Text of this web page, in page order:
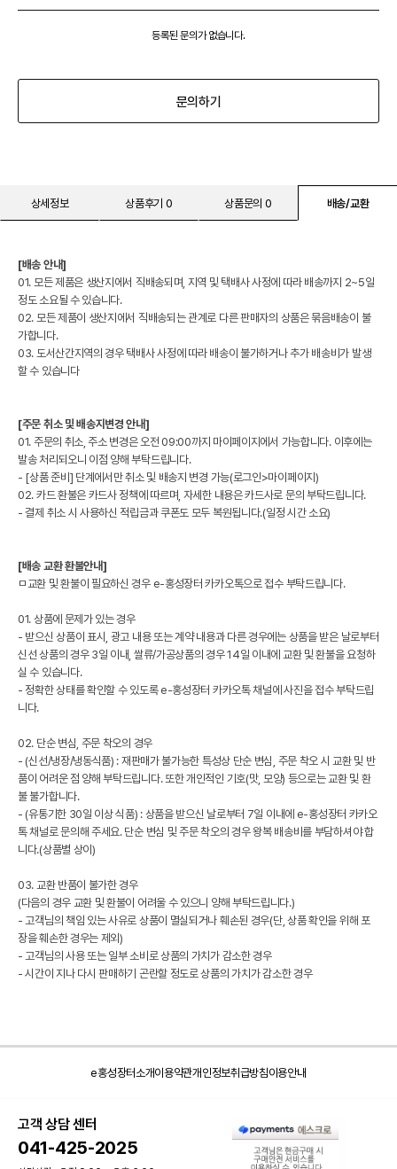
등록된 문의가 없습니다.
문의하기
상세정보 상품후기 0 상품문의 0 배송/교환
[배송 안내]
01. 모든 제품은 생산지에서 직배송되며, 지역 및 택배사 사정에 따라 배송까지 2~5일
정도 소요될 수 있습니다.
02. 모든 제품이 생산지에서 직배송되는 관계로 다른 판매자의 상품은 묶음배송이 불
가합니다.
03. 도서산간지역의 경우 택배사 사정에 따라 배송이 불가하거나 추가 배송비가 발생
할 수 있습니다
[주문 취소 및 배송지변경 안내]
01. 주문의 취소, 주소 변경은 오전 09:00까지 마이페이지에서 가능합니다. 이후에는
발송 처리되오니 이점 양해 부탁드립니다.
- [상품 준비] 단계에서만 취소 및 배송지 변경 가능(로그인>마이페이지)
02. 카드 환불은 카드사 정책에 따르며, 자세한 내용은 카드사로 문의 부탁드립니다.
- 결제 취소 시 사용하신 적립금과 쿠폰도 모두 복원됩니다.(일정 시간 소요)
[배송 교환 환불안내]
ㅁ교환 및 환불이 필요하신 경우 e-홍성장터 카카오톡으로 접수 부탁드립니다.
01. 상품에 문제가 있는 경우
- 받으신 상품이 표시, 광고 내용 또는 계약 내용과 다른 경우에는 상품을 받은 날로부터
신선 상품의 경우 3일 이내, 쌀류/가공상품의 경우 14일 이내에 교환 및 환불을 요청하
실 수 있습니다.
- 정확한 상태를 확인할 수 있도록 e-홍성장터 카카오톡 채널에 사진을 접수 부탁드립
니다.
02. 단순 변심, 주문 착오의 경우
- (신선/냉장/냉동식품) : 재판매가 불가능한 특성상 단순 변심, 주문 착오 시 교환 및 반
품이 어려운 점 양해 부탁드립니다. 또한 개인적인 기호(맛, 모양) 등으로는 교환 및 환
불 불가합니다.
- (유통기한 30일 이상 식품) : 상품을 받으신 날로부터 7일 이내에 e-홍성장터 카카오
톡 채널로 문의해 주세요. 단순 변심 및 주문 착오의 경우 왕복 배송비를 부담하셔야 합
니다.(상품별 상이)
03. 교환 반품이 불가한 경우
(다음의 경우 교환 및 환불이 어려울 수 있으니 양해 부탁드립니다.)
- 고객님의 책임 있는 사유로 상품이 멸실되거나 훼손된 경우(단, 상품 확인을 위해 포
장을 훼손한 경우는 제외)
- 고객님의 사용 또는 일부 소비로 상품의 가치가 감소한 경우
- 시간이 지나 다시 판매하기 곤란할 정도로 상품의 가치가 감소한 경우
e홍성장터소개이용약관개인정보취급방침이용안내
고객 상담 센터
041-425-2025